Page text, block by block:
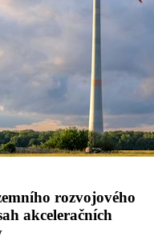
rozvojového
akceleračních